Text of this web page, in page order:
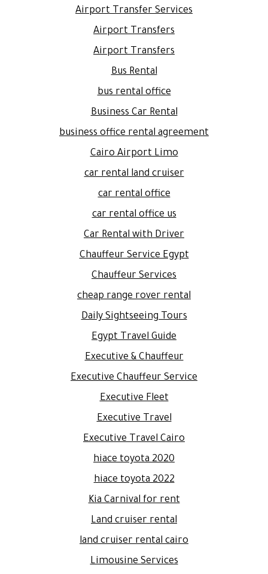
Airport Transfer Services
Airport Transfers
Airport Transfers
Bus Rental
bus rental office
Business Car Rental
business office rental agreement
Cairo Airport Limo
car rental land cruiser
car rental office
car rental office us
Car Rental with Driver
Chauffeur Service Egypt
Chauffeur Services
cheap range rover rental
Daily Sightseeing Tours
Egypt Travel Guide
Executive & Chauffeur
Executive Chauffeur Service
Executive Fleet
Executive Travel
Executive Travel Cairo
hiace toyota 2020
hiace toyota 2022
Kia Carnival for rent
Land cruiser rental
land cruiser rental cairo
Limousine Services